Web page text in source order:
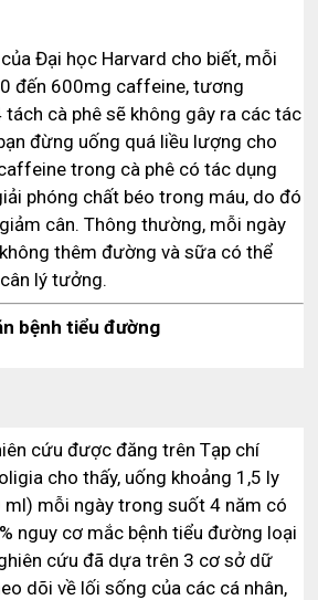
Đại học Harvard cho biết, mỗi
đến 600mg caffeine, tương
cà phê sẽ không gây ra các tác
đừng uống quá liều lượng cho
trong cà phê có tác dụng
phóng chất béo trong máu, do đó
cân. Thông thường, mỗi ngày
thêm đường và sữa có thể
lý tưởng.
bệnh tiểu đường
cứu được đăng trên Tạp chí
cho thấy, uống khoảng 1,5 ly
ml) mỗi ngày trong suốt 4 năm có
nguy cơ mắc bệnh tiểu đường loại
cứu đã dựa trên 3 cơ sở dữ
dõi về lối sống của các cá nhân,